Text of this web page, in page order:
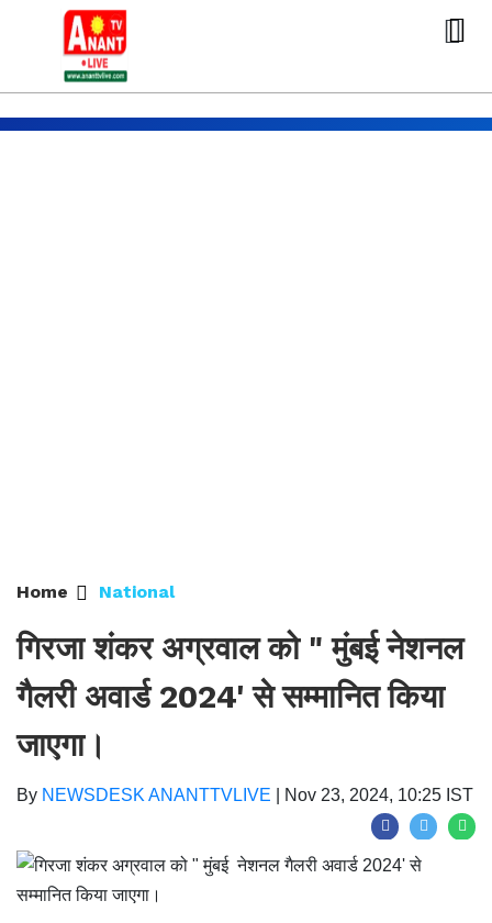
Home National
गिरजा शंकर अग्रवाल को " मुंबई नेशनल
गैलरी अवार्ड 2024' से सम्मानित किया
जाएगा।
By NEWSDESK ANANTTVLIVE Nov 23, 2024, 10:25 IST